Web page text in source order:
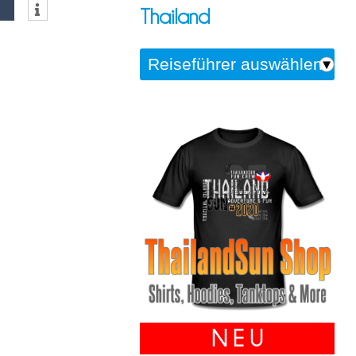
Thailand
N E U